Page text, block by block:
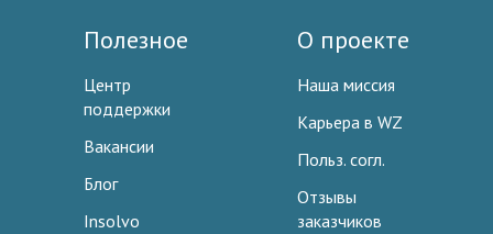
Полезное
Центр
поддержки
Вакансии
Блог
Insolvo
О проекте
Наша миссия
Карьера в WZ
Польз. согл.
Отзывы
заказчиков